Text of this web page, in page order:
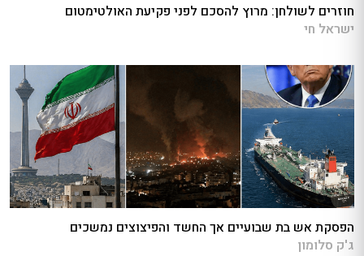
חוזרים לשולחן: מרוץ להסכם לפני פקיעת האולטימטום
ישראל חי
הפסקת אש בת שבועיים אך החשד והפיצוצים נמשכים
ג'ק סלומון